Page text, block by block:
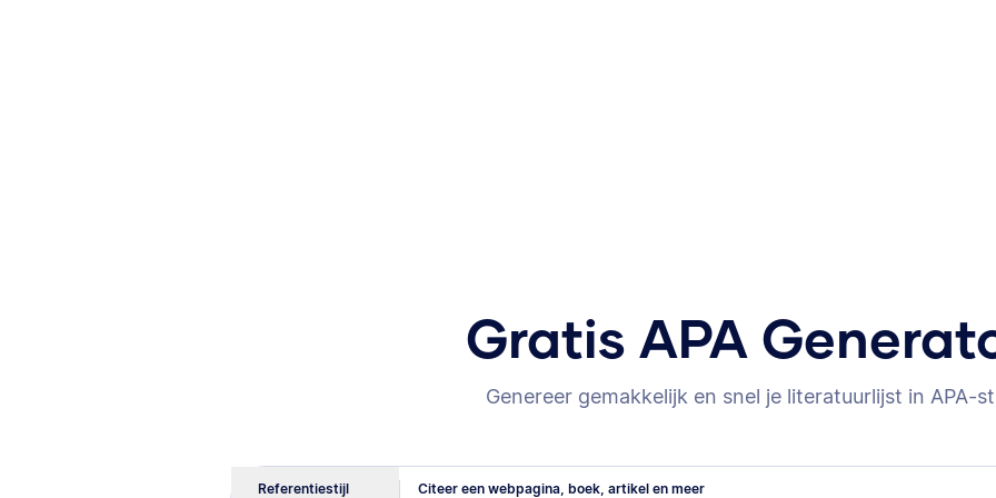
Gratis APA
Genereer gemakkelijk en snel je literatuurlijst in APA-
Citeer een webpagina, boek, artikel en meer
Referentiestijl